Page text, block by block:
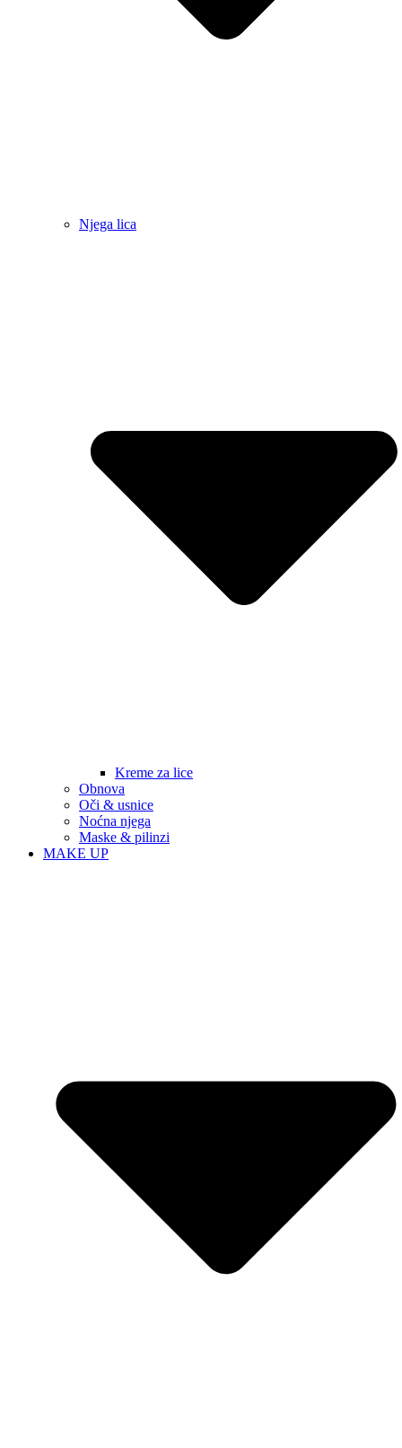
Njega lica
Kreme za lice
Obnova
Oči & usnice
Noćna njega
Maske & pilinzi
MAKE UP